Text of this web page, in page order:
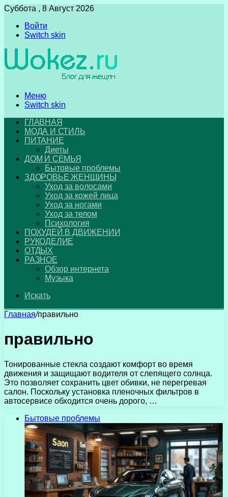
Суббота , 8 Август 2026
Войти
Switch skin
Меню
Switch skin
ГЛАВНАЯ
МОДА И СТИЛЬ
ПИТАНИЕ
Диеты
ДОМ И СЕМЬЯ
Бытовые проблемы
ЗДОРОВЬЕ ЖЕНЩИНЫ
Уход за волосами
Уход за кожей лица
Уход за ногами
Уход за телом
Психология
ПОХУДЕЙ В ДВИЖЕНИИ
РУКОДЕЛИЕ
ОТДЫХ
РАЗНОЕ
Обзор интернета
Музыка
Искать
Главная/правильно
правильно
Тонированные стекла создают комфорт во время
движения и защищают водителя от слепящего солнца.
Это позволяет сохранить цвет обивки, не перегревая
салон. Поскольку установка пленочных фильтров в
автосервисе обходится очень дорого, …
Бытовые проблемы